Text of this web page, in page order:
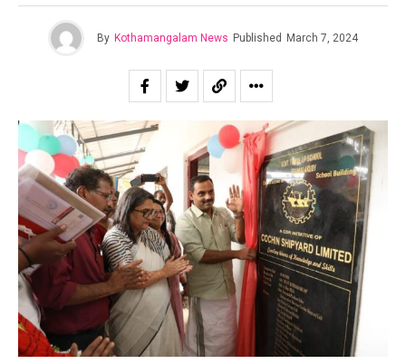
By Kothamangalam News Published March 7, 2024